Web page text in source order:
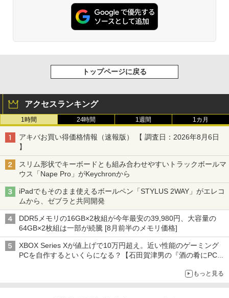
トップページに戻る
アクセスランキング
1時間 24時間 1週間 1カ月
アキバお買い得価格情報（速報版） 【 調査日：2026年8月6日
】
スリム形状でキーボードとも組み合わせやすいトラックボールマ
ウス「Nape Pro」がKeychronから
iPadでもそのまま使えるボールペン「STYLUS 2WAY」がエレコ
ムから、ゼブラと共同開発
DDR5メモリの16GB×2枚組が今年最安の39,980円、大容量の
64GB×2枚組は一部が続騰 [8月前半のメモリ価格]
XBOX Series Xが値上げで10万円超え。近い性能のゲーミング
PCを自作するといくらになる？【石田賀津男の『酒の肴にPCゲ
もっと見る